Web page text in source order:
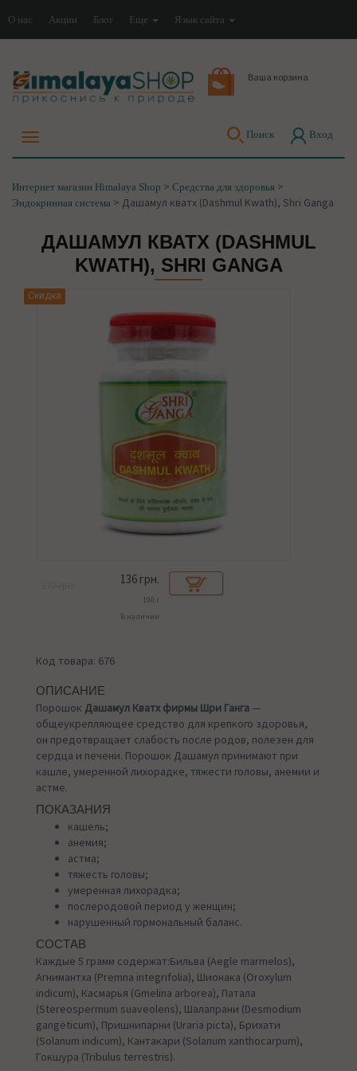
О нас Акции Блог Еще Язык сайта
Ваша корзина
Поиск Вход
Интернет магазин Himalaya Shop > Средства для здоровья >
Эндокринная система > Дашамул кватх (Dashmul Kwath), Shri Ganga
ДАШАМУЛ КВАТХ (DASHMUL
KWATH), SHRI GANGA
Скидка
136 грн.
100 г
В наличии
Код товара: 676
ОПИСАНИЕ
Порошок Дашамул Кватх фирмы Шри Ганга —
общеукрепляющее средство для крепкого здоровья,
он предотвращает слабость после родов, полезен для
сердца и печени. Порошок Дашамул принимают при
кашле, умеренной лихорадке, тяжести головы, анемии и
астме.
ПОКАЗАНИЯ
кашель;
анемия;
астма;
тяжесть головы;
умеренная лихорадка;
послеродовой период у женщин;
нарушенный гормональный баланс.
СОСТАВ
Каждые 5 грамм содержат:Бильва (Aegle marmelos),
Агнимантха (Premna integrifolia), Шионака (Oroxylum
indicum), Касмарья (Gmelina arborea), Патала
(Stereospermum suaveolens), Шалапрани (Desmodium
gangeticum), Пришнипарни (Uraria picta), Брихати
(Solanum indicum), Кантакари (Solanum xanthocarpum),
Гокшура (Tribulus terrestris).